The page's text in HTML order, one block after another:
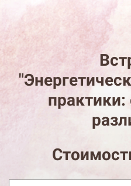
практики: